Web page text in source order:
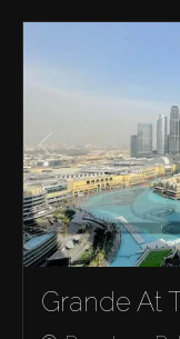
Grande At